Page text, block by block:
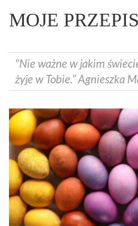
MOJE
"Nie ważne w jakim
żyje w Tobie.” Agnieszka